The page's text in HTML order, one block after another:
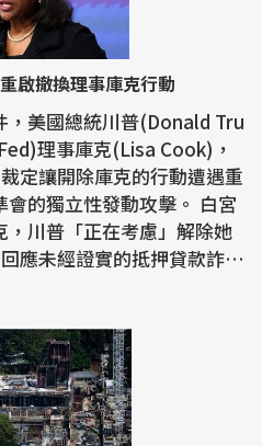
啟撤換理事庫克行動
，美國總統川普(Donald Tru
理事庫克(Lisa Cook)，
定讓開除庫克的行動遭遇重
獨立性發動攻擊。 白宮
川普「正在考慮」解除她
應未經證實的抵押貸款詐